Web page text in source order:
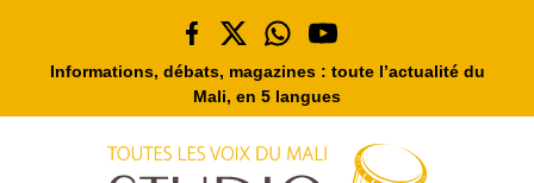
Informations, débats, magazines : toute l’actualité du
Mali, en 5 langues